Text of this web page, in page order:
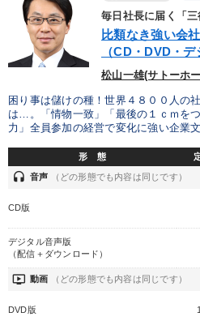
毎日社長に届く「三
比類なき強い会
（CD・DVD・デ
松山一雄(サトーホ
困り事は儲けの種！世界４８００人の
は…。「情物一致」「最後の１ｃｍを
力」全員参加の経営で変化に強い企業
形 態
headset 音声 （どの形態でも内容は同じです）
CD版
デジタル音声版
（配信＋ダウンロード）
ondemand_video 動画 （どの形態でも内容は同じです）
DVD版